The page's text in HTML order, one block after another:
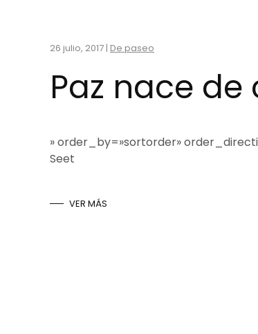
26 julio, 2017 | De paseo
Paz nace de
» order_by=»sortorder»
Seet
VER MÁS